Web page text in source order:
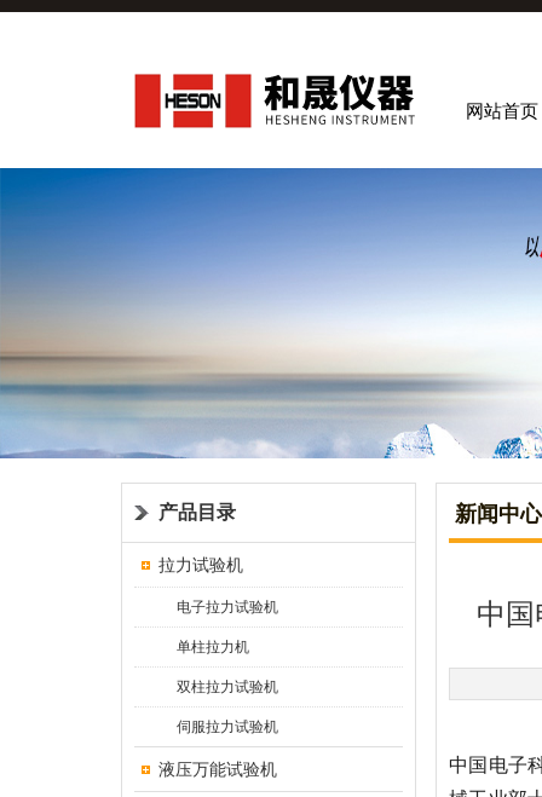
网站首页
产品目录
拉力试验机
电子拉力试验机
单柱拉力机
双柱拉力试验机
伺服拉力试验机
液压万能试验机
新闻中心
中
中国电子